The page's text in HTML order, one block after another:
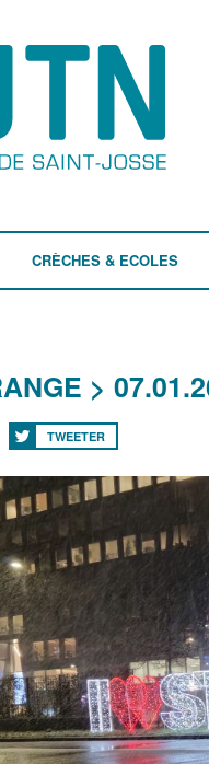
CRÈCHES & ECOLES
>
TWEETER